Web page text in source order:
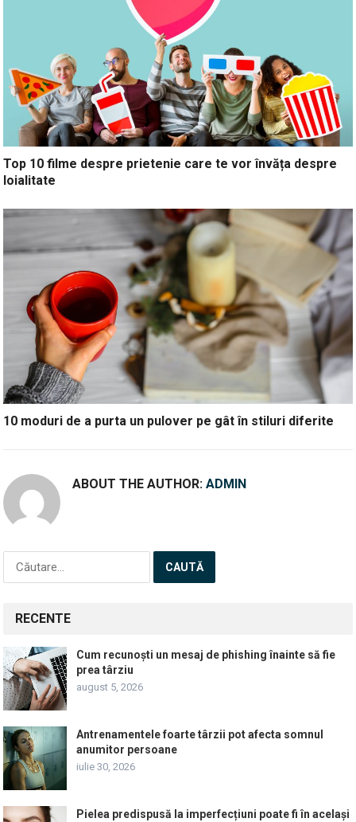
Top 10 filme despre prietenie care te vor învăța despre
loialitate
10 moduri de a purta un pulover pe gât în stiluri diferite
ABOUT THE AUTHOR:ADMIN
Caută
RECENTE
Cum recunoști un mesaj de phishing înainte să fie
prea târziu
august 5, 2026
Antrenamentele foarte târzii pot afecta somnul
anumitor persoane
iulie 30, 2026
Pielea predispusă la imperfecțiuni poate fi în același